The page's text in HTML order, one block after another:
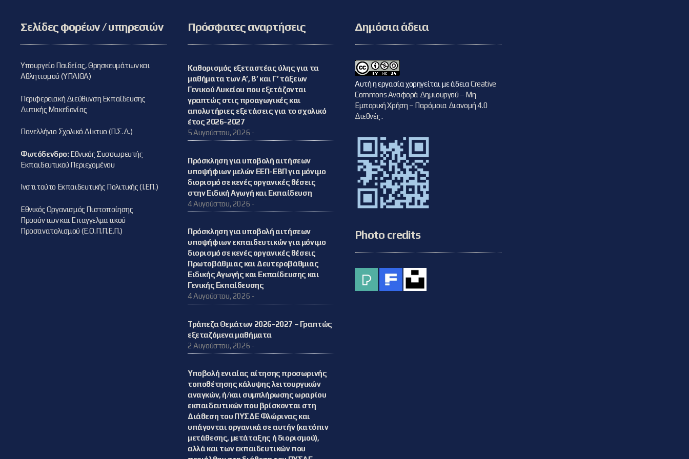
που περιήλθαν
στη διάθεση του
από απόσπαση
Σελίδες φορέων / υπηρεσιών
Υπουργείο Παιδείας, Θρησκευμάτων και
Αθλητισμού (ΥΠΑΙΘΑ)
Περιφερειακή Διεύθυνση Εκπαίδευσης
Δυτικής Μακεδονίας
Πανελλήνιο Σχολικό Δίκτυο (Π.Σ.Δ.)
Φωτόδενδρο:Εθνικός Συσσωρευτής
Εκπαιδευτικού Περιεχομένου
Ινστιτούτο Εκπαιδευτικής Πολιτικής (Ι.ΕΠ.)
Εθνικός Οργανισμός Πιστοποίησης
Προσόντων και Επαγγελματικού
Προσανατολισμού (Ε.Ο.Π.Π.Ε.Π.)
Πρόσφατες αναρτήσεις
Καθορισμός εξεταστέας ύλης για τα
μαθήματα των Α’, Β’ και Γ’ τάξεων
Γενικού Λυκείου που εξετάζονται
γραπτώς στις προαγωγικές και
απολυτήριες εξετάσεις για το σχολικό
έτος 2026-2027
5 Αυγούστου, 2026 -
Πρόσκληση για υποβολή αιτήσεων
υποψήφιων μελών ΕΕΠ-ΕΒΠ για μόνιμο
διορισμό σε κενές οργανικές θέσεις
στην Ειδική Αγωγή και Εκπαίδευση
4 Αυγούστου, 2026 -
Πρόσκληση για υποβολή αιτήσεων
υποψήφιων εκπαιδευτικών για μόνιμο
διορισμό σε κενές οργανικές θέσεις
Πρωτοβάθμιας και Δευτεροβάθμιας
Ειδικής Αγωγής και Εκπαίδευσης και
Γενικής Εκπαίδευσης
4 Αυγούστου, 2026 -
Τράπεζα Θεμάτων 2026-2027 – Γραπτώς
εξεταζόμενα μαθήματα
2 Αυγούστου, 2026 -
Υποβολή ενιαίας αίτησης προσωρινής
τοποθέτησης κάλυψης λειτουργικών
αναγκών, ή/και συμπλήρωσης ωραρίου
εκπαιδευτικών που βρίσκονται στη
Διάθεση του ΠΥΣΔΕ Φλώρινας και
υπάγονται οργανικά σε αυτήν (κατόπιν
μετάθεσης, μετάταξης ή διορισμού),
αλλά και των εκπαιδευτικών που
Δημόσια άδεια
Αυτή η εργασία χορηγείται με άδειαCreative
Commons Αναφορά Δημιουργού – Μη
Εμπορική Χρήση – Παρόμοια Διανομή 4.0
Διεθνές.
Photo credits